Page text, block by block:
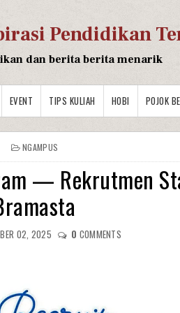
Pendidikan
dan berita berita menarik
EVENT TIPS KULIAH HOBI POJOK
NGAMPUS
— Rekrutmen
02, 2025 0 COMMENTS